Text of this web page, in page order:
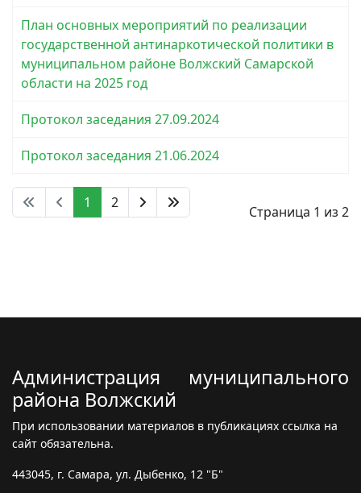
План основных мероприятий по реализации
государственной антинаркотической политики в
муниципальном районе Волжский Самарской
области на 2025 год
Протокол заседания 27.09.2024
Протокол заседания 21.06.2024
1 2
Страница 1 из 2
Администрация муниципального
района Волжский
При использовании материалов в публикациях ссылка на
сайт обязательна.
443045, г. Самара, ул. Дыбенко, 12 "Б"